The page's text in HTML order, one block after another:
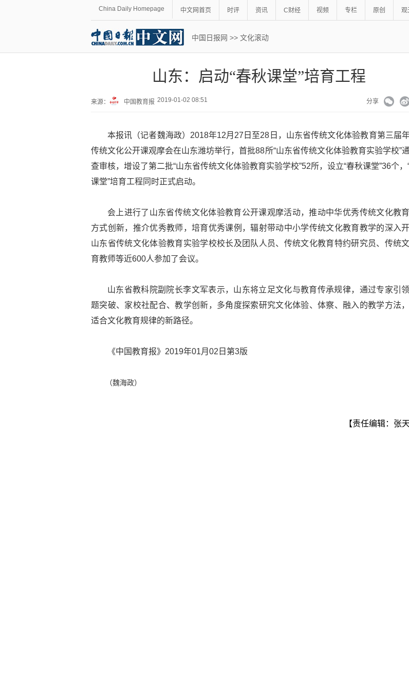
China Daily Homepage 中文网首页 时评 资讯 C财经 视频 专栏 原创 观
中国日报网 >> 文化滚动
山东：启动“春秋课堂”培育工程
来源： 中国教育报 2019-01-02 08:51 分享
本报讯（记者魏海政）2018年12月27日至28日，山东省传统文化体验教育第三届
传统文化公开课观摩会在山东潍坊举行，首批88所“山东省传统文化体验教育实验学校”
查审核，增设了第二批“山东省传统文化体验教育实验学校”52所，设立“春秋课堂”36个，
课堂”培育工程同时正式启动。
会上进行了山东省传统文化体验教育公开课观摩活动，推动中华优秀传统文化教
方式创新，推介优秀教师，培育优秀课例，辐射带动中小学传统文化教育教学的深入开
山东省传统文化体验教育实验学校校长及团队人员、传统文化教育特约研究员、传统
育教师等近600人参加了会议。
山东省教科院副院长李文军表示，山东将立足文化与教育传承规律，通过专家引
题突破、家校社配合、教学创新，多角度探索研究文化体验、体察、融入的教学方法
适合文化教育规律的新路径。
《中国教育报》2019年01月02日第3版
（魏海政）
【责任编辑：张